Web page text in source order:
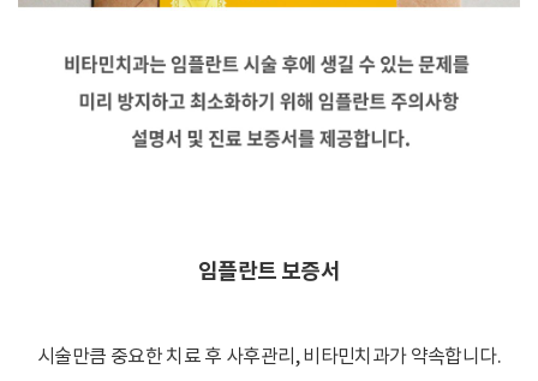
임플란트 보증서
시술만큼 중요한 치료 후 사후관리, 비타민치과가 약속합니다.